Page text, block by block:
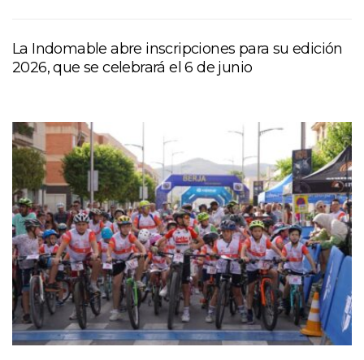
La Indomable abre inscripciones para su edición
2026, que se celebrará el 6 de junio